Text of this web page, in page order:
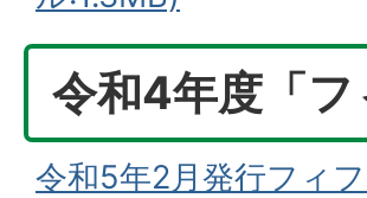
令和4年度「
令和5年2月発行フィ